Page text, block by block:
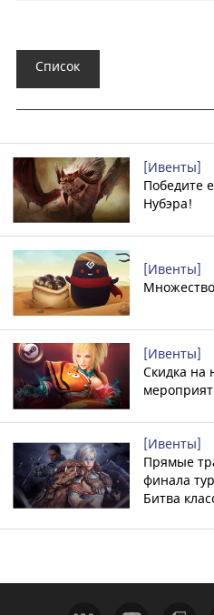
Список
[Ивенты]
Победите
Нубэра!
[Ивенты]
[Ивенты]
Скидка на
[Ивенты]
Прямые
финала
Битва